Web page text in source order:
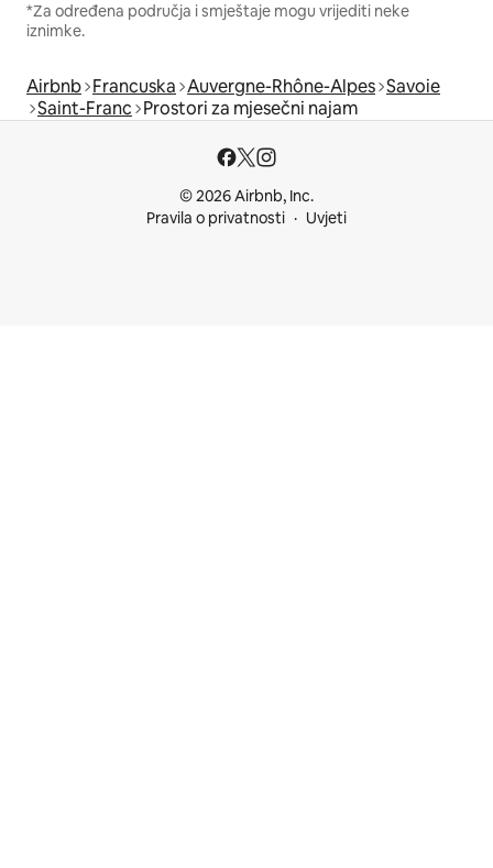
*Za određena područja i smještaje mogu vrijediti neke
iznimke.
Airbnb Francuska Auvergne-Rhône-Alpes Savoie
Saint-Franc Prostori za mjesečni najam
© 2026 Airbnb, Inc.
Pravila o privatnosti
Uvjeti